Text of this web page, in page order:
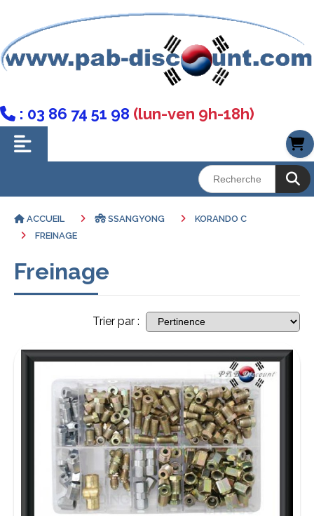
 : 03 86 74 51 98 (lun-ven 9h-18h)
ACCUEIL SSANGYONG
KORANDO C
FREINAGE
Freinage
Trier par :